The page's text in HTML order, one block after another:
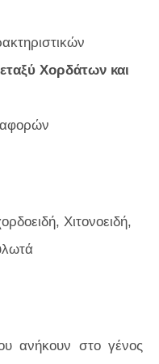
Χορδάτων και
Χιτονοειδή,
ανήκουν στο γένος